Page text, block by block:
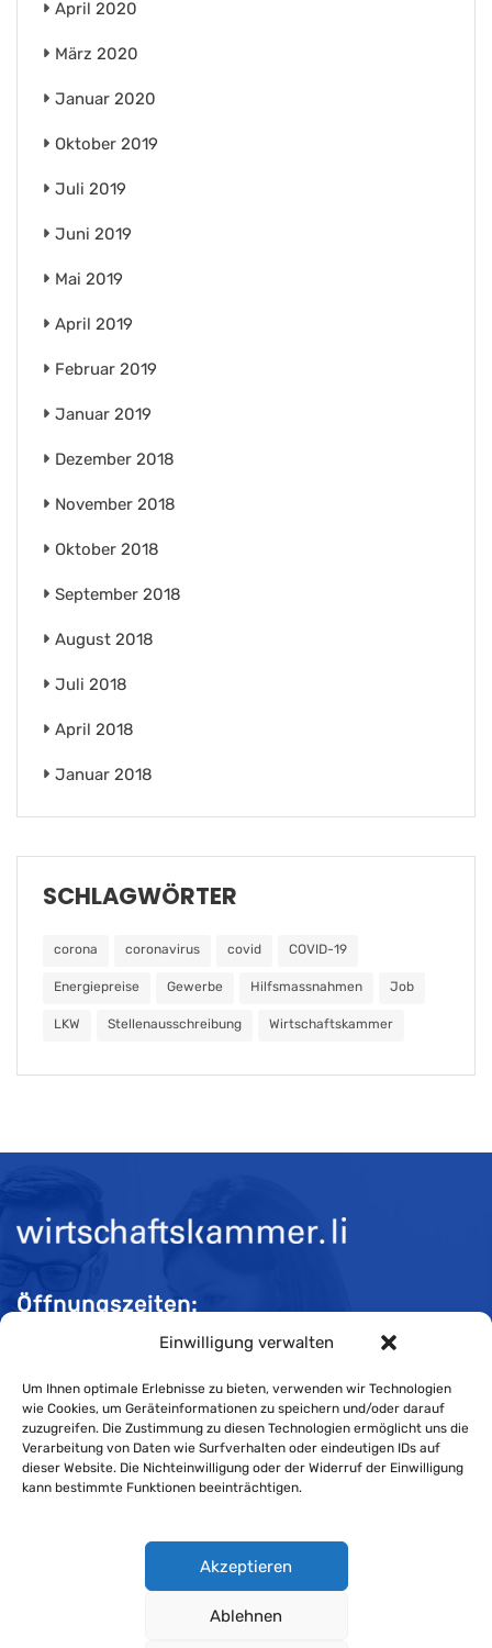
Einwilligung verwalten
Um Ihnen optimale Erlebnisse zu bieten, verwenden wir Technologien
wie Cookies, um Geräteinformationen zu speichern und/oder darauf
zuzugreifen. Die Zustimmung zu diesen Technologien ermöglicht uns die
Verarbeitung von Daten wie Surfverhalten oder eindeutigen IDs auf
dieser Website. Die Nichteinwilligung oder der Widerruf der Einwilligung
kann bestimmte Funktionen beeinträchtigen.
Akzeptieren
Ablehnen
April 2020
März 2020
Januar 2020
Oktober 2019
Juli 2019
Juni 2019
Mai 2019
April 2019
Februar 2019
Januar 2019
Dezember 2018
November 2018
Oktober 2018
September 2018
August 2018
Juli 2018
April 2018
Januar 2018
SCHLAGWÖRTER
corona coronavirus covid COVID-19
Energiepreise Gewerbe Hilfsmassnahmen Job
LKW Stellenausschreibung Wirtschaftskammer
Öffnungszeiten:
Mo-Do 08:00 bis 11:30 und 13:30 bis 16:30 Uhr
Fr 08:00 bis 11:30 und 13:30 bis 16:00 Uhr
Impressum
Cookie-Richtlinie